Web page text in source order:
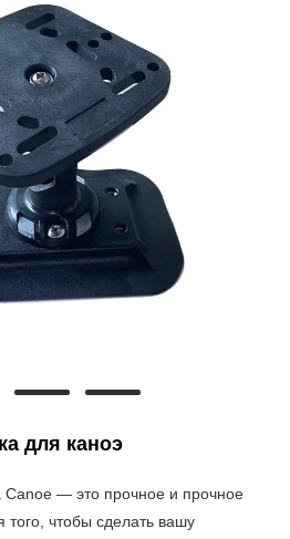
для каноэ
Canoe — это прочное и прочное
того, чтобы сделать вашу